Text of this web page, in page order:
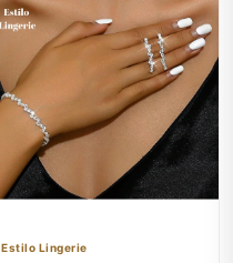
Estilo Lingerie